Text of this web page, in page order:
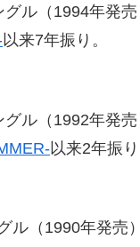
グル（1994年発
以来7年振り。
グル（1992年発
以来2年振り
ル（1990年発売